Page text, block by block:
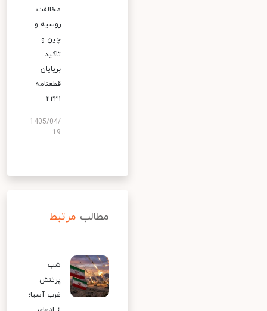
مخالفت
روسیه و
چین و
تاکید
برپایان
قطعنامه
۲۲۳۱
1405/04/
19
مطالب مرتبط
شب
پرتنش
غرب آسیا؛